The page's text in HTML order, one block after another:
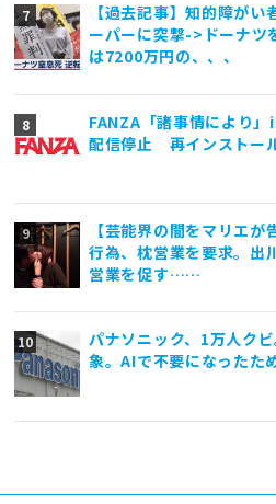
【過去記事】知的障が
ーパーに突撃->ドーナ
は7200万円の、、、
FANZA「諸事情により
配信停止 再インストー
【芸能界の闇をマリエ
行為、枕営業を要求。出
営業を促す……
パナソニック、1万人ク
象。AIで不要になったた